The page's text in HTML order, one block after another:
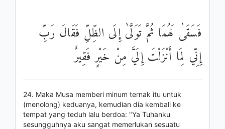
فَسَقَىٰ لَهُمَا ثُمَّ تَوَلَّىٰ إِلَى الظِّلِّ فَقَالَ رَبِّ
إِنِّي لِمَا أَنْزَلْتَ إِلَيَّ مِنْ خَيْرٍ فَقِيرٌ
24. Maka Musa memberi minum ternak itu untuk
(menolong) keduanya, kemudian dia kembali ke
tempat yang teduh lalu berdoa: "Ya Tuhanku
sesungguhnya aku sangat memerlukan sesuatu